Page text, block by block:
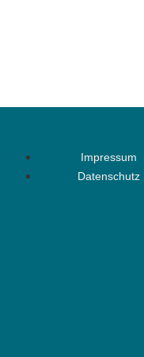
Impressum
Datenschutz